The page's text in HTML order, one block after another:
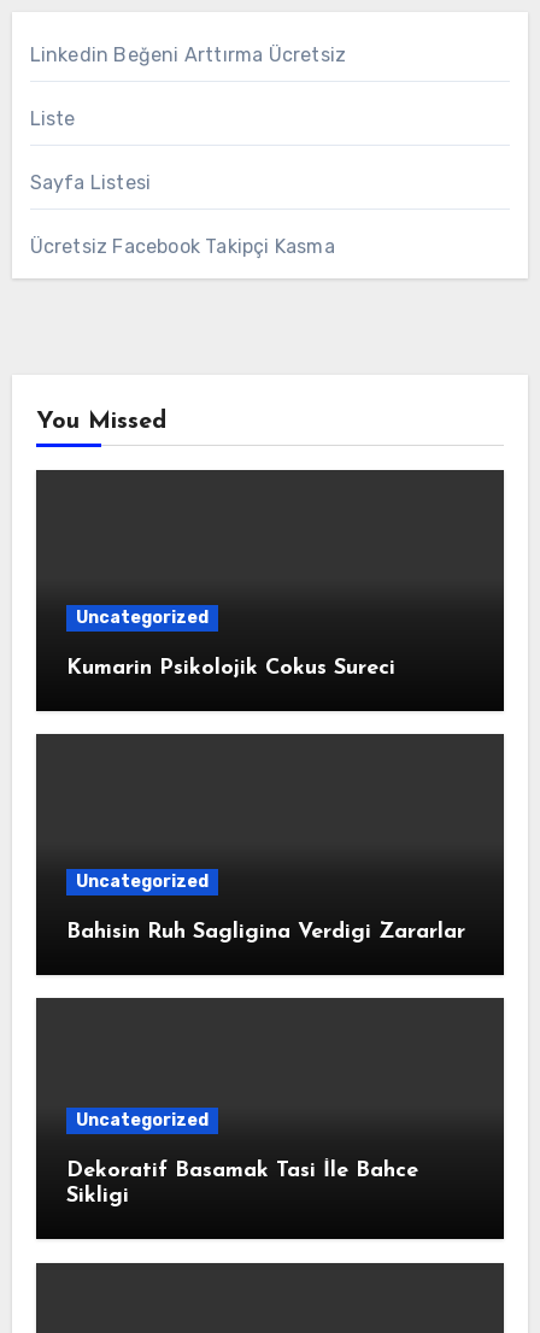
Linkedin Beğeni Arttırma Ücretsiz
Liste
Sayfa Listesi
Ücretsiz Facebook Takipçi Kasma
You Missed
Uncategorized
Kumarin Psikolojik Cokus Sureci
Uncategorized
Bahisin Ruh Sagligina Verdigi Zararlar
Uncategorized
Dekoratif Basamak Tasi İle Bahce
Sikligi